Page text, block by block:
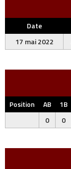
Date
17 mai 2022
Position AB 1B
0
0